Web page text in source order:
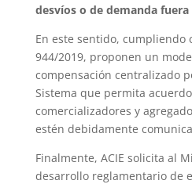
desvíos o de demanda
En este sentido, cumpliendo
944/2019, proponen un
compensación centralizado
Sistema que permita
comercializadores y
estén debidamente
Finalmente, ACIE solicita al
desarrollo reglamentario de